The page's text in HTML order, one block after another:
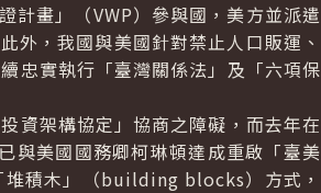
畫」（VWP）參與國，美方並派遣
外，我國與美國針對禁止人口販運、
忠實執行「臺灣關係法」及「六項保
架構協定」協商之障礙，而去年在
與美國國務卿柯琳頓達成重啟「臺美
積木」（building blocks）方式，